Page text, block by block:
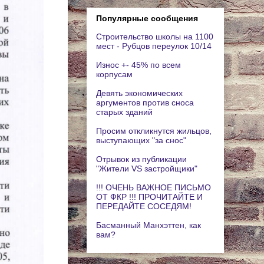
Популярные сообщения
Строительство школы на 1100
мест - Рубцов переулок 10/14
Износ +- 45% по всем
корпусам
Девять экономических
аргументов против сноса
старых зданий
Просим откликнутся жильцов,
выступающих "за снос"
Отрывок из публикации
"Жители VS застройщики"
!!! ОЧЕНЬ ВАЖНОЕ ПИСЬМО
ОТ ФКР !!! ПРОЧИТАЙТЕ И
ПЕРЕДАЙТЕ СОСЕДЯМ!
Басманный Манхэттен, как
вам?